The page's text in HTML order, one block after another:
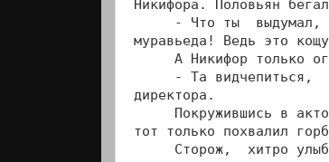
Никифора. Половьян
- Что ты  выдумал,
муравьеда! Ведь это
А Никифор только
- Та видчепиться,
директора.
Покружившись в
тот только похвалил
Сторож,  хитро